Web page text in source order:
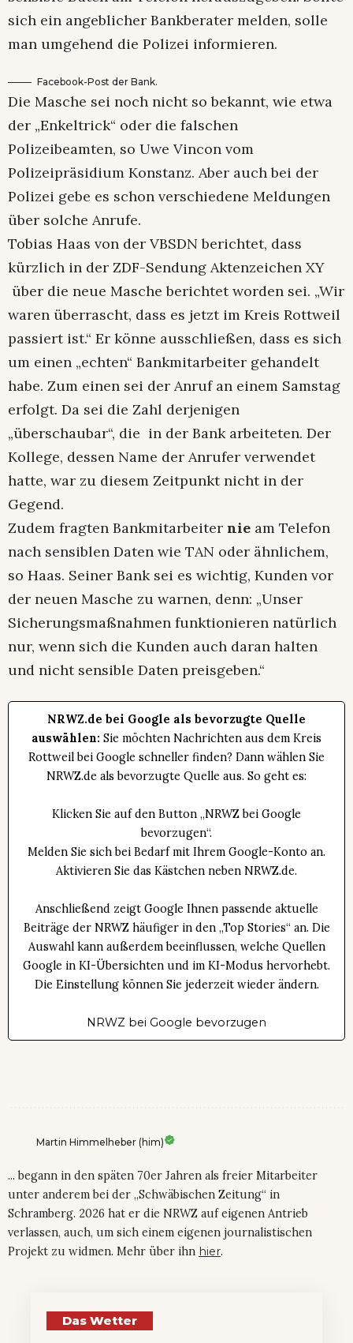
sich ein angeblicher Bankberater melden, solle
man umgehend die Polizei informieren.
Facebook-Post der Bank.
Die Masche sei noch nicht so bekannt, wie etwa
der „Enkeltrick“ oder die falschen
Polizeibeamten, so Uwe Vincon vom
Polizeipräsidium Konstanz. Aber auch bei der
Polizei gebe es schon verschiedene Meldungen
über solche Anrufe.
Tobias Haas von der VBSDN berichtet, dass
kürzlich in der ZDF-Sendung Aktenzeichen XY
über die neue Masche berichtet worden sei. „Wir
waren überrascht, dass es jetzt im Kreis Rottweil
passiert ist.“ Er könne ausschließen, dass es sich
um einen „echten“ Bankmitarbeiter gehandelt
habe. Zum einen sei der Anruf an einem Samstag
erfolgt. Da sei die Zahl derjenigen
„überschaubar“, die in der Bank arbeiteten. Der
Kollege, dessen Name der Anrufer verwendet
hatte, war zu diesem Zeitpunkt nicht in der
Gegend.
Zudem fragten Bankmitarbeiter nie am Telefon
nach sensiblen Daten wie TAN oder ähnlichem,
so Haas. Seiner Bank sei es wichtig, Kunden vor
der neuen Masche zu warnen, denn: „Unser
Sicherungsmaßnahmen funktionieren natürlich
nur, wenn sich die Kunden auch daran halten
und nicht sensible Daten preisgeben.“
NRWZ.de bei Google als bevorzugte Quelle
auswählen: Sie möchten Nachrichten aus dem Kreis
Rottweil bei Google schneller finden? Dann wählen Sie
NRWZ.de als bevorzugte Quelle aus. So geht es:
Klicken Sie auf den Button „NRWZ bei Google
bevorzugen“.
Melden Sie sich bei Bedarf mit Ihrem Google-Konto an.
Aktivieren Sie das Kästchen neben NRWZ.de.
Anschließend zeigt Google Ihnen passende aktuelle
Beiträge der NRWZ häufiger in den „Top Stories“ an. Die
Auswahl kann außerdem beeinflussen, welche Quellen
Google in KI-Übersichten und im KI-Modus hervorhebt.
Die Einstellung können Sie jederzeit wieder ändern.
NRWZ bei Google bevorzugen
Martin Himmelheber (him)
... begann in den späten 70er Jahren als freier Mitarbeiter
unter anderem bei der „Schwäbischen Zeitung“ in
Schramberg. 2026 hat er die NRWZ auf eigenen Antrieb
verlassen, auch, um sich einem eigenen journalistischen
Projekt zu widmen. Mehr über ihn hier.
Das Wetter